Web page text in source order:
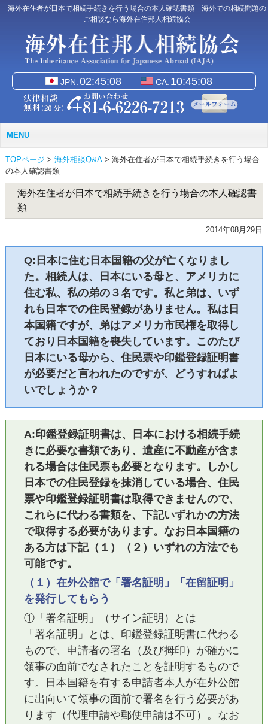
海外在住者が日本で相続手続きを行う場合の本人確認書類 海外での相続問題の
ご相談なら海外在住邦人相続協会
JPN: CA:
MENU
TOPページ > 海外相談Q&A> 海外在住者が日本で相続手続きを行う場合
の本人確認書類
海外在住者が日本で相続手続きを行う場合の本人確認書
類
2014年08月29日
Q:日本に住む日本国籍の父が亡くなりまし
た。相続人は、日本にいる母と、アメリカに
住む私、私の弟の３名です。私と弟は、いず
れも日本での住民登録がありません。私は日
本国籍ですが、弟はアメリカ市民権を取得し
ており日本国籍を喪失しています。このたび
日本にいる母から、住民票や印鑑登録証明書
が必要だと言われたのですが、どうすればよ
いでしょうか？
A:印鑑登録証明書は、日本における相続手続
きに必要な書類であり、遺産に不動産が含ま
れる場合は住民票も必要となります。しかし
日本での住民登録を抹消している場合、住民
票や印鑑登録証明書は取得できませんので、
これらに代わる書類を、下記いずれかの方法
で取得する必要があります。なお日本国籍の
ある方は下記（１）（２）いずれの方法でも
可能です。
（１）在外公館で「署名証明」「在留証明」
を発行してもらう
①「署名証明」（サイン証明）とは
「署名証明」とは、印鑑登録証明書に代わる
もので、申請者の署名（及び拇印）が確かに
領事の面前でなされたことを証明するもので
す。日本国籍を有する申請者本人が在外公館
に出向いて領事の面前で署名を行う必要があ
ります（代理申請や郵便申請は不可）。なお